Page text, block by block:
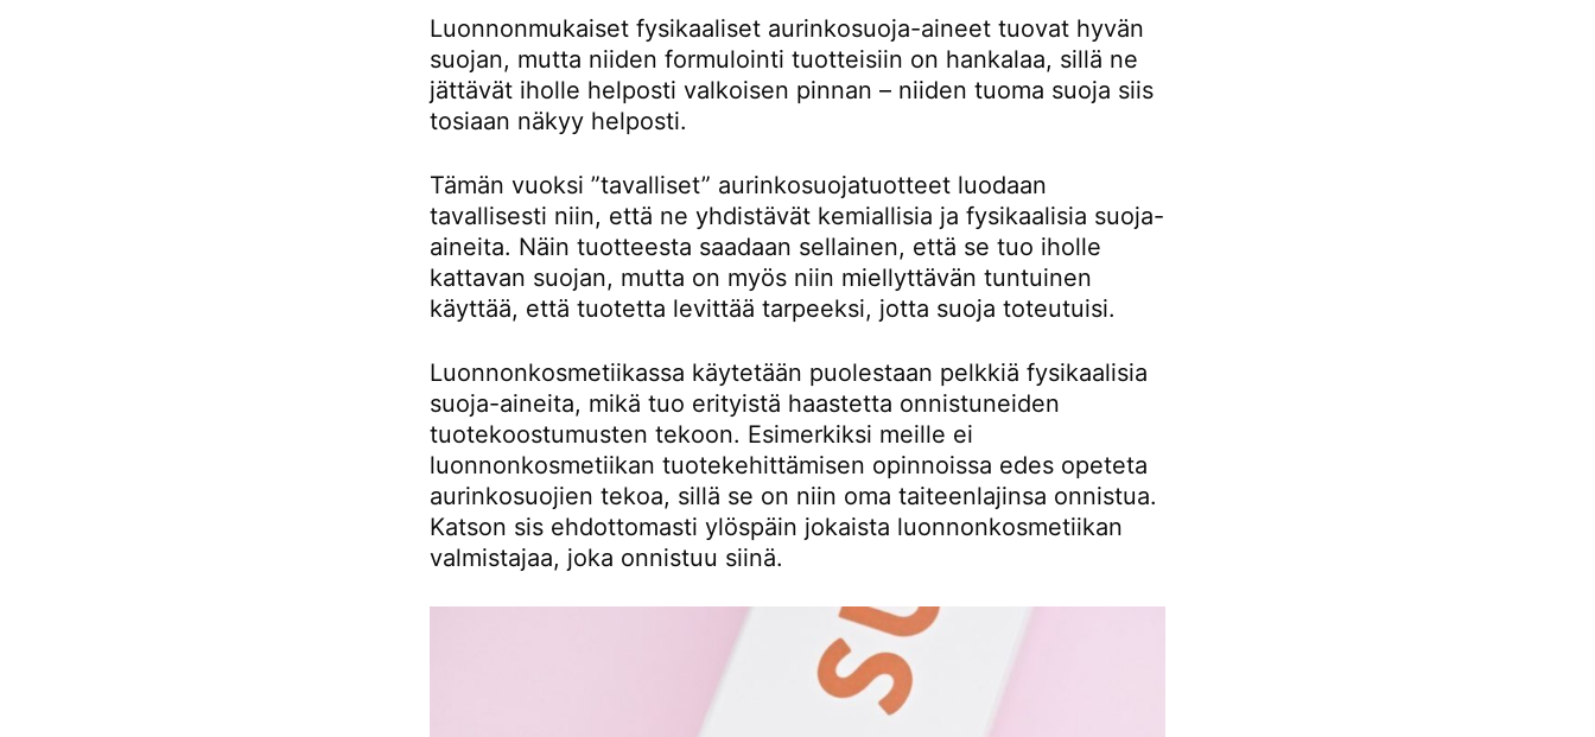
Luonnonmukaiset fysikaaliset aurinkosuoja-aineet tuovat hyvän
suojan, mutta niiden formulointi tuotteisiin on hankalaa, sillä ne
jättävät iholle helposti valkoisen pinnan – niiden tuoma suoja siis
tosiaan näkyy helposti.
Tämän vuoksi ”tavalliset” aurinkosuojatuotteet luodaan
tavallisesti niin, että ne yhdistävät kemiallisia ja fysikaalisia suoja-
aineita. Näin tuotteesta saadaan sellainen, että se tuo iholle
kattavan suojan, mutta on myös niin miellyttävän tuntuinen
käyttää, että tuotetta levittää tarpeeksi, jotta suoja toteutuisi.
Luonnonkosmetiikassa käytetään puolestaan pelkkiä fysikaalisia
suoja-aineita, mikä tuo erityistä haastetta onnistuneiden
tuotekoostumusten tekoon. Esimerkiksi meille ei
luonnonkosmetiikan tuotekehittämisen opinnoissa edes opeteta
aurinkosuojien tekoa, sillä se on niin oma taiteenlajinsa onnistua.
Katson sis ehdottomasti ylöspäin jokaista luonnonkosmetiikan
valmistajaa, joka onnistuu siinä.